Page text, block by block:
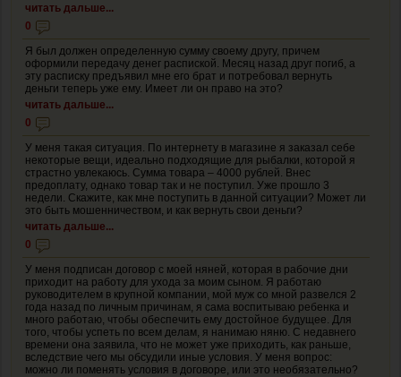
читать дальше...
0
Я был должен определенную сумму своему другу, причем
оформили передачу денег распиской. Месяц назад друг погиб, а
эту расписку предъявил мне его брат и потребовал вернуть
деньги теперь уже ему. Имеет ли он право на это?
читать дальше...
0
У меня такая ситуация. По интернету в магазине я заказал себе
некоторые вещи, идеально подходящие для рыбалки, которой я
страстно увлекаюсь. Сумма товара – 4000 рублей. Внес
предоплату, однако товар так и не поступил. Уже прошло 3
недели. Скажите, как мне поступить в данной ситуации? Может ли
это быть мошенничеством, и как вернуть свои деньги?
читать дальше...
0
У меня подписан договор с моей няней, которая в рабочие дни
приходит на работу для ухода за моим сыном. Я работаю
руководителем в крупной компании, мой муж со мной развелся 2
года назад по личным причинам, я сама воспитываю ребенка и
много работаю, чтобы обеспечить ему достойное будущее. Для
того, чтобы успеть по всем делам, я нанимаю няню. С недавнего
времени она заявила, что не может уже приходить, как раньше,
вследствие чего мы обсудили иные условия. У меня вопрос:
можно ли поменять условия в договоре, или это необязательно?